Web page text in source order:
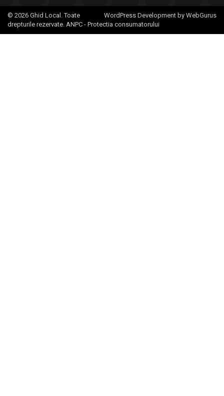
WordPress Development by WebGurus
© 2026 Ghid Local. Toate
drepturile rezervate. ANPC - Protectia consumatorului